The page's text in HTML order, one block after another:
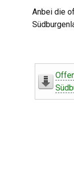
Anbei die